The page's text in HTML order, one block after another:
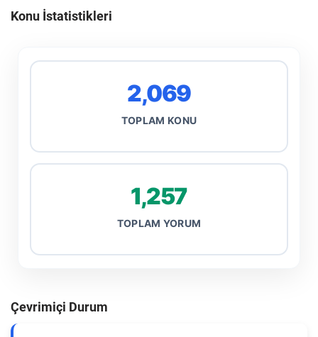
Konu İstatistikleri
2,069
TOPLAM KONU
1,257
TOPLAM YORUM
Çevrimiçi Durum